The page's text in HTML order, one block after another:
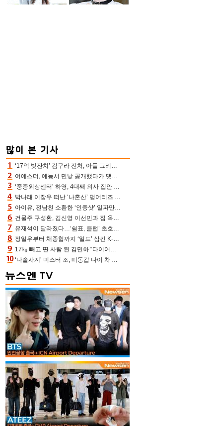
‘17억 빚잔치’ 김구라 전처, 아들 그리는 “나 뿐인데” 친엄마 챙기는 효심 눈길
여에스더, 예능서 민낯 공개했다가 댓글에 충격 “눈 왜 저렇게 처졌냐고”(에스더TV)
‘중증외상센터’ 하영, 4대째 의사 집안 인증 “증조부, 고종 황제 진료”(옥문아)[어제TV]
박나래 이장우 떠난 ‘나혼산’ 덩어리즈 왔다, 1인 1케이크에 팜유 전현무 충격[어제TV]
아이유, 전남친 소환한 ‘인증샷’ 일파만파 속…남사친 변우석 선물도 남겼나 ‘훈훈’
건물주 구성환, 김신영 이선민과 집 옥상서 41만원 한우 파티 “화력이 성화봉송”(나혼산)
유재석이 달라졌다…‘쉼표, 클럽’ 초호화 코스에 주우재도 감탄 (놀면 뭐하니?)
정일우부터 채종협까지 ‘일드’ 삼킨 K-배우들의 매서운 돌풍
17㎏ 빼고 딴 사람 된 김민하 “다이어트 화제돼 깜짝, 이럴 일인가”(전현무계획4)[어제TV]
‘나솔사계’ 미스터 조, 띠동갑 나이 차 고백…3MC ‘말잇못’